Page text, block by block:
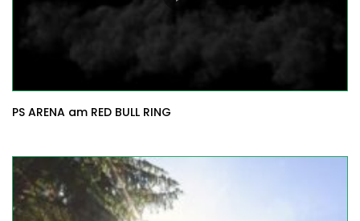
PS ARENA am RED BULL RING